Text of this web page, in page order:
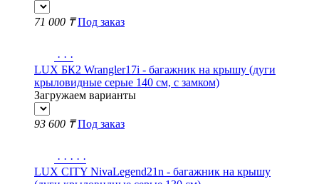
71 000 ₸ Под заказ
· · ·
LUX БК2 Wrangler17i - багажник на крышу (дуги
крыловидные серые 140 см, с замком)
Загружаем варианты
93 600 ₸ Под заказ
· · · · ·
LUX CITY NivaLegend21n - багажник на крышу